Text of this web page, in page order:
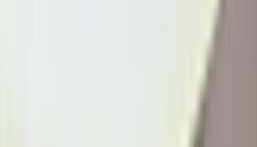
automóviles de lujo con la marca
mayor fabricante de automóviles
el quinto más grande del mundo
vehículos de 2015. A finales de
fabricante de automóviles más
autos Ford más favorables para
V6 Convertible, Mustang V8